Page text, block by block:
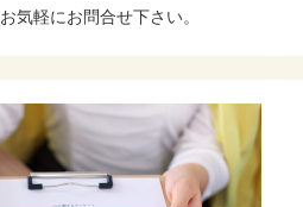
お気軽にお問合せ下さい。